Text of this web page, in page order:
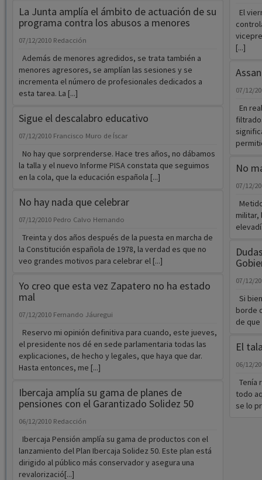
La Junta amplía el ámbito de actuación de su
programa contra los abusos a menores
07/12/2010 Redacción
Además de menores agredidos, se trata también a
menores agresores, se amplían las sesiones y se
incrementa el número de profesionales dedicados a
esta tarea. La [...]
Sigue el descalabro educativo
07/12/2010 Francisco Muro de Íscar
No hay que sorprenderse. Hace tres años, no dábamos
la talla y el nuevo Informe PISA constata que seguimos
en la cola, que la educación española [...]
No hay nada que celebrar
07/12/2010 Pedro Calvo Hernando
Treinta y dos años después de la puesta en marcha de
la Constitución española de 1978, la verdad es que no
veo grandes motivos para celebrar el [...]
Yo creo que esta vez Zapatero no ha estado
mal
07/12/2010 Fernando Jáuregui
Reservo mi opinión definitiva para cuando, este jueves,
el presidente nos dé en sede parlamentaria todas las
explicaciones, de hecho y legales, que haya que dar.
Hasta entonces, me [...]
Ibercaja amplía su gama de planes de
pensiones con el Garantizado Solidez 50
06/12/2010 Redacción
Ibercaja Pensión amplía su gama de productos con el
lanzamiento del Plan Ibercaja Solidez 50. Este plan está
dirigido al público más conservador y asegura una
revalorizació[...]
El
[...]
07/12/
En
No
07/12/
militar,
07/12/
Si
borde
de que
El
06/12/
Tenía
todo
se lo